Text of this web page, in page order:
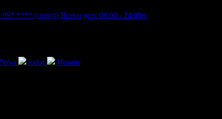
99* **** (скрит) Всеки ден: 08:00 - 24:00ч.
todor
Игнат